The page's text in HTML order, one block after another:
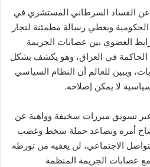
الفساد السرطاني المستشري في
ويعطي رسالة مطمئنة لتجار
العضوي بين عصابات الجريمة
الحاكمة في العراق، وهو يكشف بشكل
ويبين للعالم أن النظام السياسي
لا يمكن إصلاحه.
تسويق مبررات سخيفة وواهية عن
أمره وتصاعد حملة سخط وغضب
الاجتماعي، لن يعفيه من تورطه
عصابات الجريمة المنظمة